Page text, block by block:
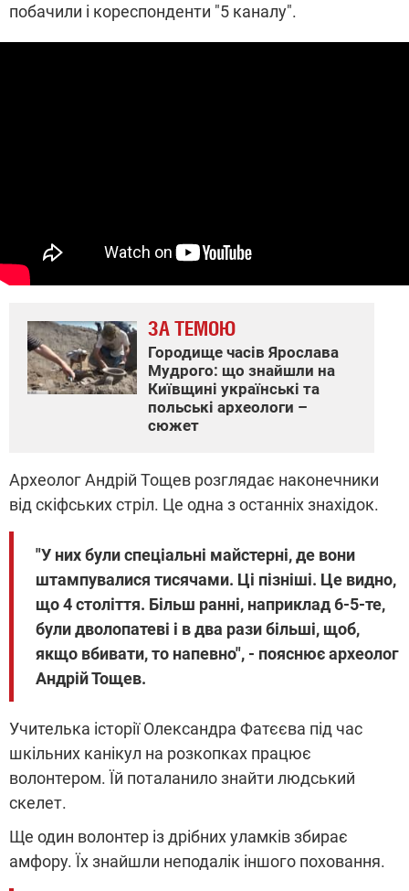
побачили і кореспонденти "5 каналу".
ЗА ТЕМОЮ
Городище часів Ярослава
Мудрого: що знайшли на
Київщині українські та
польські археологи –
сюжет
Археолог Андрій Тощев розглядає наконечники
від скіфських стріл. Це одна з останніх знахідок.
"У них були спеціальні майстерні, де вони
штампувалися тисячами. Ці пізніші. Це видно,
що 4 століття. Більш ранні, наприклад 6-5-те,
були дволопатеві і в два рази більші, щоб,
якщо вбивати, то напевно", - пояснює археолог
Андрій Тощев.
Учителька історії Олександра Фатєєва під час
шкільних канікул на розкопках працює
волонтером. Їй поталанило знайти людський
скелет.
Ще один волонтер із дрібних уламків збирає
амфору. Їх знайшли неподалік іншого поховання.